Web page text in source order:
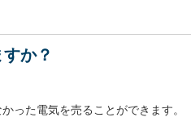
か？
った電気を売ることができます。